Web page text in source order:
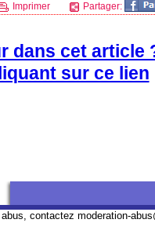
Imprimer Partager:
dans cet article
sur ce lien
contactez moderation-